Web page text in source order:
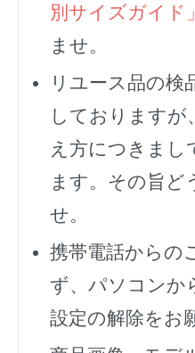
別サイズガイド」
ませ。
リユース品の検
しておりますが
え方につきまし
ます。その旨ど
せ。
携帯電話からの
ず、 パソコンか
設定の解除をお